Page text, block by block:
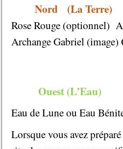
Nord (La Terre)
Rose Rouge (optionnel)
Archange Gabriel (image)
Ouest (L’Eau)
Eau de Lune ou Eau
Lorsque vous avez